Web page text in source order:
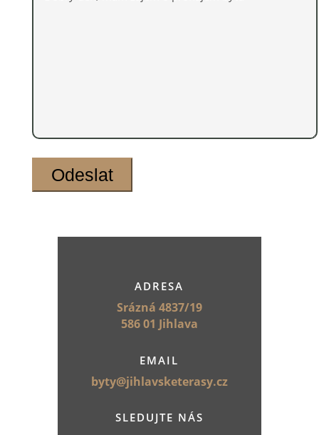
ADRESA
Srázná 4837/19
586 01 Jihlava
EMAIL
byty@jihlavsketerasy.cz
SLEDUJTE NÁS